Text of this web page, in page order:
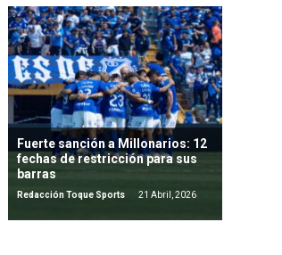
Fuerte sanción a Millonarios: 12
fechas de restricción para sus
barras
Redacción Toque Sports 21 Abril, 2026